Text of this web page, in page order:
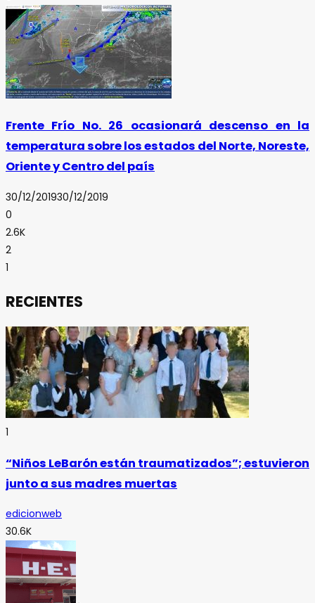
Frente Frío No. 26 ocasionará descenso en la
temperatura sobre los estados del Norte, Noreste,
Oriente y Centro del país
30/12/201930/12/2019
0
2.6K
2
1
RECIENTES
1
“Niños LeBarón están traumatizados”; estuvieron
junto a sus madres muertas
edicionweb
30.6K